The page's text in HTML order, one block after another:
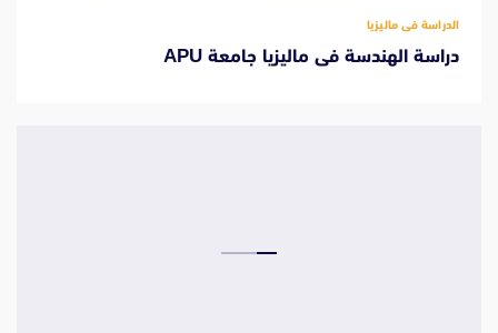
الدراسة فى ماليزيا
دراسة الهندسة فى ماليزيا جامعة APU